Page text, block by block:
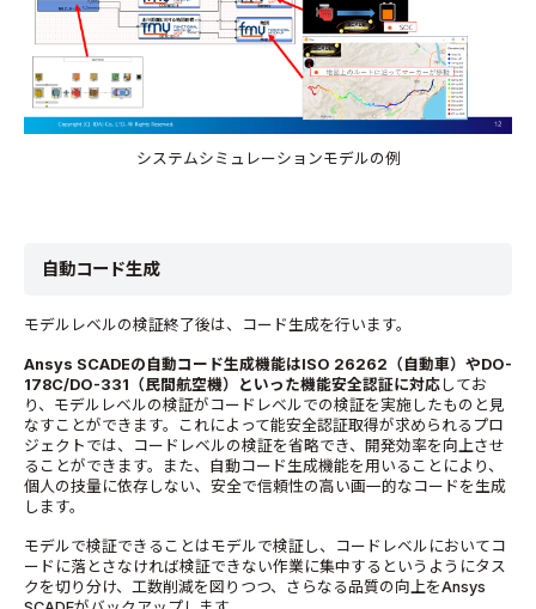
システムシミュレーションモデルの例
自動コード生成
モデルレベルの検証終了後は、コード生成を行います。
Ansys SCADEの自動コード生成機能はISO 26262（自動車）やDO-
178C/DO-331（民間航空機）といった機能安全認証に対応 してお
り、モデルレベルの検証がコードレベルでの検証を実施したものと見
なすことができます。これによって能安全認証取得が求められるプロ
ジェクトでは、コードレベルの検証を省略でき、開発効率を向上させ
ることができます。また、自動コード生成機能を用いることにより、
個人の技量に依存しない、安全で信頼性の高い画一的なコードを生成
します。
モデルで検証できることはモデルで検証し、コードレベルにおいてコ
ードに落とさなければ検証できない作業に集中するというようにタス
クを切り分け、工数削減を図りつつ、さらなる品質の向上をAnsys